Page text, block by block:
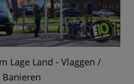
Lage Land - Vlaggen /
Banieren